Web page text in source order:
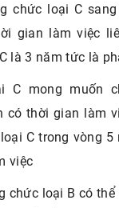
chức loại C
gian làm việc
là 3 năm tức là
C mong muốn
có thời gian làm
C trong vòng
việc
chức loại B có thể